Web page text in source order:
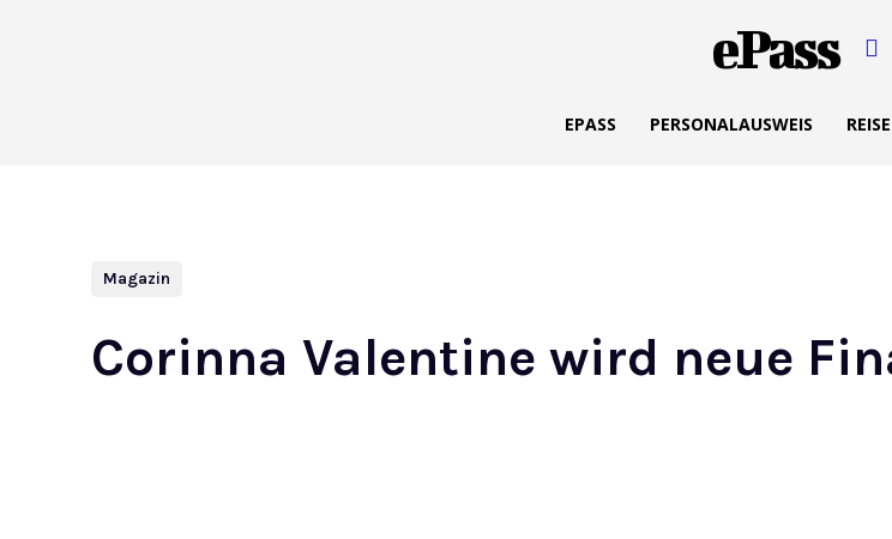
ePass
EPASS PERSONALAUSWEIS
Magazin
Corinna Valentine wird neue